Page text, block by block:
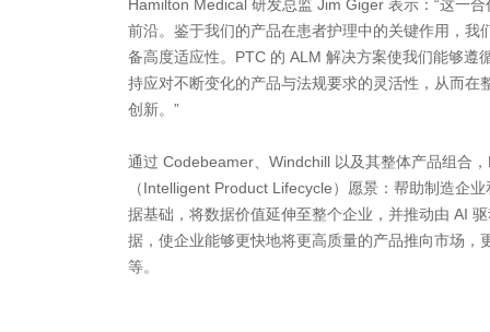
Hamilton Medical 研发总监 Jim Giger 表示：“这一
前沿。鉴于我们的产品在患者护理中的关键作用，我
备高度适应性。PTC 的 ALM 解决方案使我们能够遵
持应对不断变化的产品与法规要求的灵活性，从而在
创新。”
通过 Codebeamer、Windchill 以及其整体产品组合
（Intelligent Product Lifecycle）愿景：帮助制造企
据基础，将数据价值延伸至整个企业，并推动由 AI
据，使企业能够更快地将更高质量的产品推向市场，
等。